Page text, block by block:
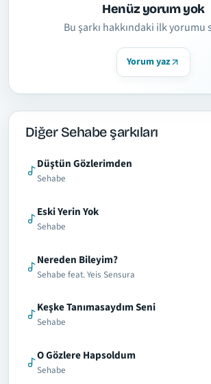
Henüz yorum yok
Bu şarkı hakkındaki ilk yorumu
Yorum yaz
Diğer Sehabe şarkıları
Düştün Gözlerimden
Sehabe
Eski Yerin Yok
Sehabe
Nereden Bileyim?
Sehabe feat. Yeis Sensura
Keşke Tanımasaydım Seni
Sehabe
O Gözlere Hapsoldum
Sehabe